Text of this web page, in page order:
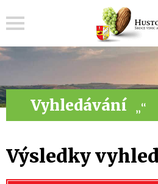
Vyhledávání „“
Výsledky